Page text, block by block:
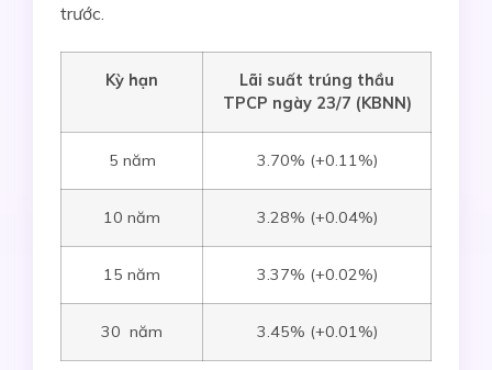
trước.
Kỳ hạn Lãi suất trúng thầu
TPCP ngày 23/7 (KBNN)
5 năm 3.70% (+0.11%)
10 năm 3.28% (+0.04%)
15 năm 3.37% (+0.02%)
30 năm 3.45% (+0.01%)